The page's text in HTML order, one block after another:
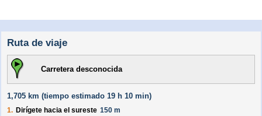
Ruta de viaje
Carretera desconocida
1,705 km (tiempo estimado 19 h 10 min)
1. Dirígete hacia el sureste 150 m